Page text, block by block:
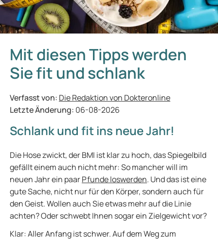
Mit diesen Tipps werden
Sie fit und schlank
Verfasst von: Die Redaktion von Dokteronline
Letzte Änderung: 06-08-2026
Schlank und fit ins neue Jahr!
Die Hose zwickt, der BMI ist klar zu hoch, das Spiegelbild
gefällt einem auch nicht mehr: So mancher will im
neuen Jahr ein paarPfunde loswerden. Und das ist eine
gute Sache, nicht nur für den Körper, sondern auch für
den Geist. Wollen auch Sie etwas mehr auf die Linie
achten? Oder schwebt Ihnen sogar ein Zielgewicht vor?
Klar: Aller Anfang ist schwer. Auf dem Weg zum